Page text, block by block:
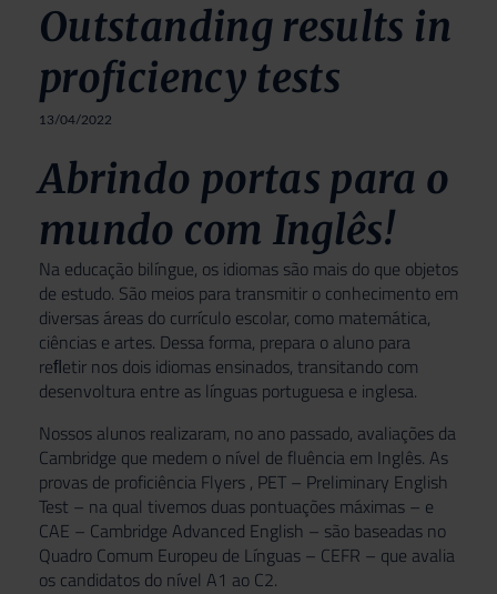
Outstanding results in
proficiency tests
13/04/2022
Abrindo portas para o
mundo com Inglês!
Na educação bilíngue, os idiomas são mais do que objetos
de estudo. São meios para transmitir o conhecimento em
diversas áreas do currículo escolar, como matemática,
ciências e artes. Dessa forma, prepara o aluno para
reﬂetir nos dois idiomas ensinados, transitando com
desenvoltura entre as línguas portuguesa e inglesa.
Nossos alunos realizaram, no ano passado, avaliações da
Cambridge que medem o nível de fluência em Inglês. As
provas de proficiência Flyers , PET – Preliminary English
Test – na qual tivemos duas pontuações máximas – e
CAE – Cambridge Advanced English – são baseadas no
Quadro Comum Europeu de Línguas – CEFR – que avalia
os candidatos do nível A1 ao C2.